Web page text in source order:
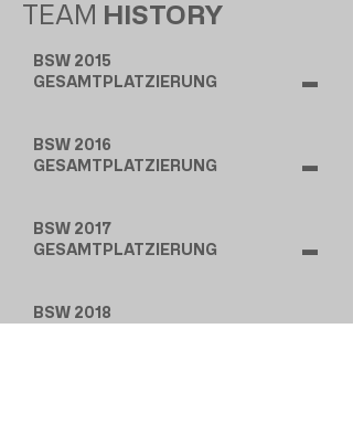
TEAM HISTORY
BSW 2015
GESAMTPLATZIERUNG
-
BSW 2016
GESAMTPLATZIERUNG
-
BSW 2017
GESAMTPLATZIERUNG
-
BSW 2018
-